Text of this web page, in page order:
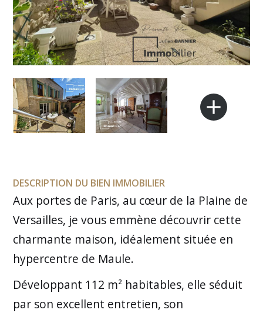
add
DESCRIPTION DU BIEN IMMOBILIER
Aux portes de Paris, au cœur de la Plaine de
Versailles, je vous emmène découvrir cette
charmante maison, idéalement située en
hypercentre de Maule.
Développant 112 m² habitables, elle séduit
par son excellent entretien, son